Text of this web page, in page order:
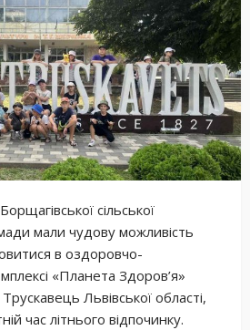
сільської
мали чудову можливість
в оздоровчо-
«Планета Здоров’я»
Львівської області,
час літнього відпочинку.